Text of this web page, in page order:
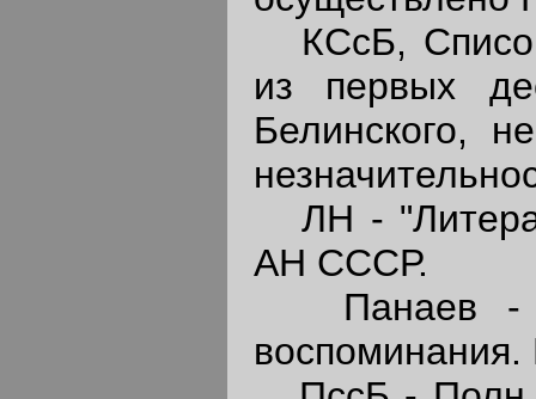
КСсБ,
из первых
Белинского,
ЛН -
АН СССР.
Панаев -
воспоминания.